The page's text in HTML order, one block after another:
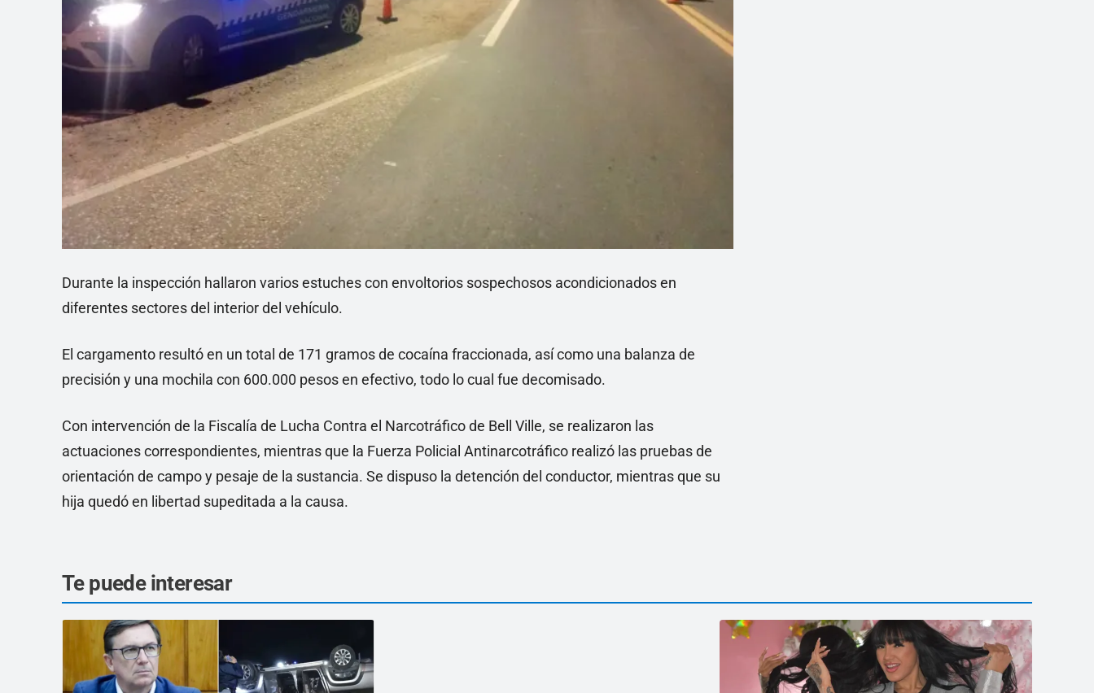
Durante la inspección hallaron varios estuches con envoltorios sospechosos acondicionados en
diferentes sectores del interior del vehículo.
El cargamento resultó en un total de 171 gramos de cocaína fraccionada, así como una balanza de
precisión y una mochila con 600.000 pesos en efectivo, todo lo cual fue decomisado.
Con intervención de la Fiscalía de Lucha Contra el Narcotráfico de Bell Ville, se realizaron las
actuaciones correspondientes, mientras que la Fuerza Policial Antinarcotráfico realizó las pruebas de
orientación de campo y pesaje de la sustancia. Se dispuso la detención del conductor, mientras que su
hija quedó en libertad supeditada a la causa.
Te puede interesar